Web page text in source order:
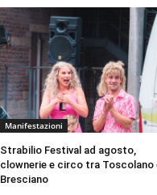
Manifestazioni
Strabilio Festival ad agosto,
clownerie e circo tra Toscolano
Bresciano